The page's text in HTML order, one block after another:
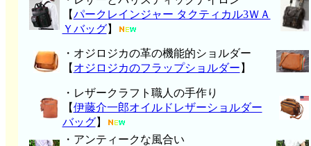
【パークレインジャー タクティカル3ＷＡ
Ｙバッグ】
・オジロジカの革の機能的ショルダー
【 オジロジカのフラップショルダー 】
・レザークラフト職人の手作り
【伊藤介一郎オイルドレザーショルダー
バッグ】
・アンティークな風合い